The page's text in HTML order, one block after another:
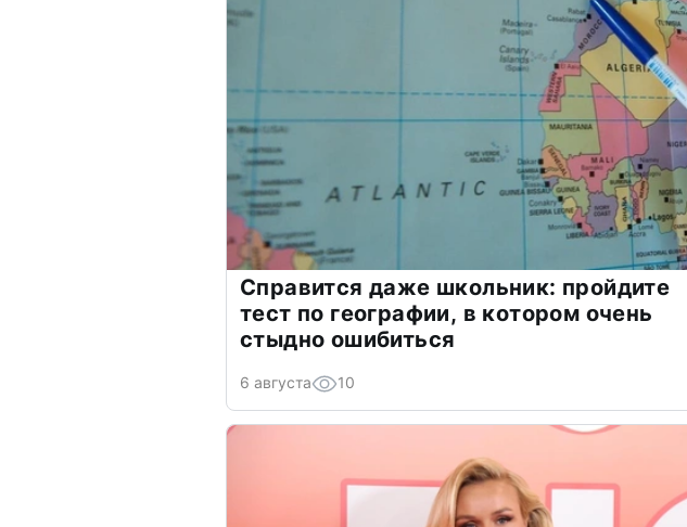
Справится даже школьник: пройдите
тест по географии, в котором очень
стыдно ошибиться
6 августа 10